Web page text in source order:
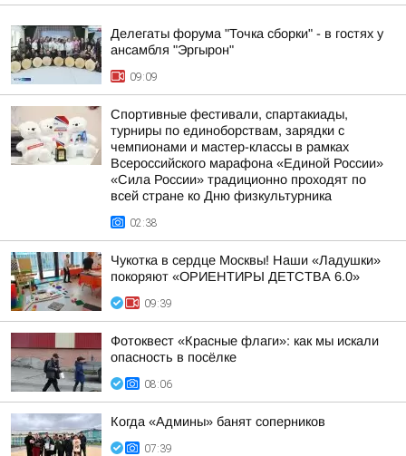
Делегаты форума "Точка сборки" - в гостях у
ансамбля "Эргырон"
09:09
Спортивные фестивали, спартакиады,
турниры по единоборствам, зарядки с
чемпионами и мастер-классы в рамках
Всероссийского марафона «Единой России»
«Сила России» традиционно проходят по
всей стране ко Дню физкультурника
02:38
Чукотка в сердце Москвы! Наши «Ладушки»
покоряют «ОРИЕНТИРЫ ДЕТСТВА 6.0»
09:39
Фотоквест «Красные флаги»: как мы искали
опасность в посёлке
08:06
Когда «Админы» банят соперников
07:39